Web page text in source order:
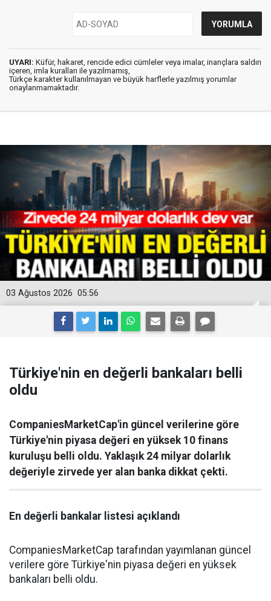
UYARI: Küfür, hakaret, rencide edici cümleler veya imalar, inançlara saldırı
içeren, imla kuralları ile yazılmamış,
Türkçe karakter kullanılmayan ve büyük harflerle yazılmış yorumlar
onaylanmamaktadır.
05:56
03 Ağustos 2026
Türkiye'nin en değerli bankaları belli
oldu
CompaniesMarketCap'in güncel verilerine göre
Türkiye'nin piyasa değeri en yüksek 10 finans
kuruluşu belli oldu. Yaklaşık 24 milyar dolarlık
değeriyle zirvede yer alan banka dikkat çekti.
En değerli bankalar listesi açıklandı
CompaniesMarketCap tarafından yayımlanan güncel
verilere göre Türkiye'nin piyasa değeri en yüksek
bankaları belli oldu.